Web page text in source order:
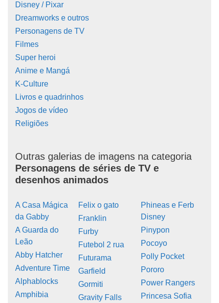
Disney / Pixar
Dreamworks e outros
Personagens de TV
Filmes
Super heroi
Anime e Mangá
K-Culture
Livros e quadrinhos
Jogos de vídeo
Religiões
Outras galerias de imagens na categoria
Personagens de séries de TV e
desenhos animados
A Casa Mágica
da Gabby
A Guarda do
Leão
Abby Hatcher
Adventure Time
Alphablocks
Amphibia
Felix o gato
Franklin
Furby
Futebol 2 rua
Futurama
Garfield
Gormiti
Gravity Falls
Phineas e Ferb
Disney
Pinypon
Pocoyo
Polly Pocket
Pororo
Power Rangers
Princesa Sofia